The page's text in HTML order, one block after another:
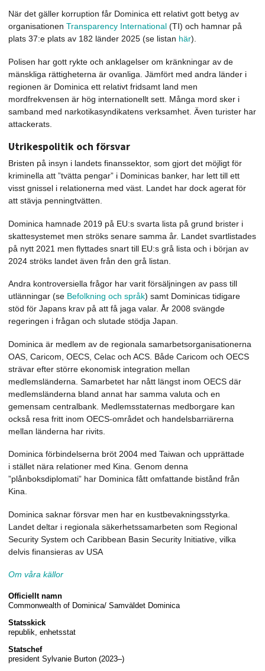
När det gäller korruption får Dominica ett relativt gott betyg av
organisationen Transparency International (TI) och hamnar på
plats 37:e plats av 182 länder 2025 (se listan här).
Polisen har gott rykte och anklagelser om kränkningar av de
mänskliga rättigheterna är ovanliga. Jämfört med andra länder i
regionen är Dominica ett relativt fridsamt land men
mordfrekvensen är hög internationellt sett. Många mord sker i
samband med narkotikasyndikatens verksamhet. Även turister har
attackerats.
Utrikespolitik och försvar
Bristen på insyn i landets finanssektor, som gjort det möjligt för
kriminella att ”tvätta pengar” i Dominicas banker, har lett till ett
visst gnissel i relationerna med väst. Landet har dock agerat för
att stävja penningtvätten.
Dominica hamnade 2019 på EU:s svarta lista på grund brister i
skattesystemet men ströks senare samma år. Landet svartlistades
på nytt 2021 men flyttades snart till EU:s grå lista och i början av
2024 ströks landet även från den grå listan.
Andra kontroversiella frågor har varit försäljningen av pass till
utlänningar (se Befolkning och språk) samt Dominicas tidigare
stöd för Japans krav på att få jaga valar. År 2008 svängde
regeringen i frågan och slutade stödja Japan.
Dominica är medlem av de regionala samarbetsorganisationerna
OAS, Caricom, OECS, Celac och ACS. Både Caricom och OECS
strävar efter större ekonomisk integration mellan
medlemsländerna. Samarbetet har nått längst inom OECS där
medlemsländerna bland annat har samma valuta och en
gemensam centralbank. Medlemsstaternas medborgare kan
också resa fritt inom OECS-området och handelsbarriärerna
mellan länderna har rivits.
Dominica förbindelserna bröt 2004 med Taiwan och upprättade
i stället nära relationer med Kina. Genom denna
”plånboksdiplomati” har Dominica fått omfattande bistånd från
Kina.
Dominica saknar försvar men har en kustbevakningsstyrka.
Landet deltar i regionala säkerhetssamarbeten som Regional
Security System och Caribbean Basin Security Initiative, vilka
delvis finansieras av USA
Om våra källor
Officiellt namn
Commonwealth of Dominica/ Samväldet Dominica
Statsskick
republik, enhetsstat
Statschef
president Sylvanie Burton (2023–)